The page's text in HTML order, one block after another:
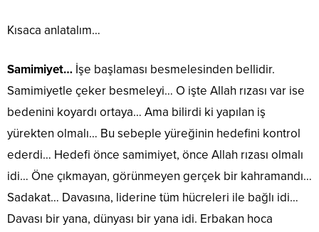
Kısaca anlatalım…
Samimiyet… İşe başlaması besmelesinden bellidir.
Samimiyetle çeker besmeleyi… O işte Allah rızası var ise
bedenini koyardı ortaya… Ama bilirdi ki yapılan iş
yürekten olmalı… Bu sebeple yüreğinin hedefini kontrol
ederdi… Hedefi önce samimiyet, önce Allah rızası olmalı
idi… Öne çıkmayan, görünmeyen gerçek bir kahramandı…
Sadakat… Davasına, liderine tüm hücreleri ile bağlı idi…
Davası bir yana, dünyası bir yana idi. Erbakan hoca